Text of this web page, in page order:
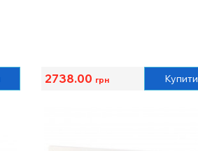
2738.00 грн Купити